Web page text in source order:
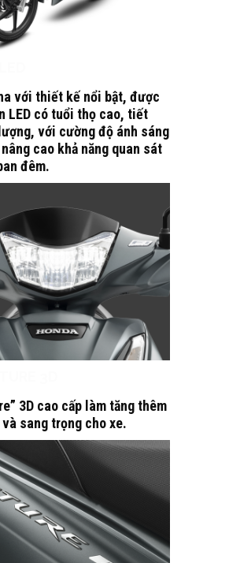
với thiết kế nổi bật, được
LED có tuổi thọ cao, tiết
với cường độ ánh sáng
cao khả năng quan sát
đêm.
3D cao cấp làm tăng thêm
sang trọng cho xe.